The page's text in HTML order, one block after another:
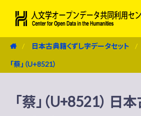
日本古典籍くずし字データセット
「蔡」（U+8521）
「蔡」（U+8521） 日